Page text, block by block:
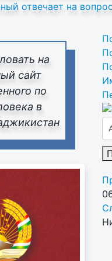
отвечает на
на
сайт
по
в